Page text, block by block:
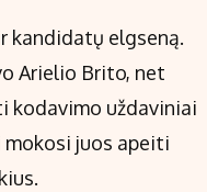
kandidatų elgseną.
Arielio Brito, net
uždaviniai
juos apeiti